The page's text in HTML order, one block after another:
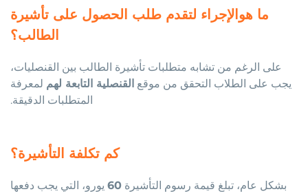
ما هوالإجراء لتقدم طلب الحصول على تأشيرة
الطالب؟
على الرغم من تشابه متطلبات تأشيرة الطالب بين القنصليات،
يجب على الطلاب التحقق من موقع القنصلية التابعة لهملمعرفة
المتطلبات الدقيقة.
كم تكلفة التأشيرة؟
بشكل عام، تبلغ قيمة رسوم التأشيرة 60يورو، التي يجب دفعها